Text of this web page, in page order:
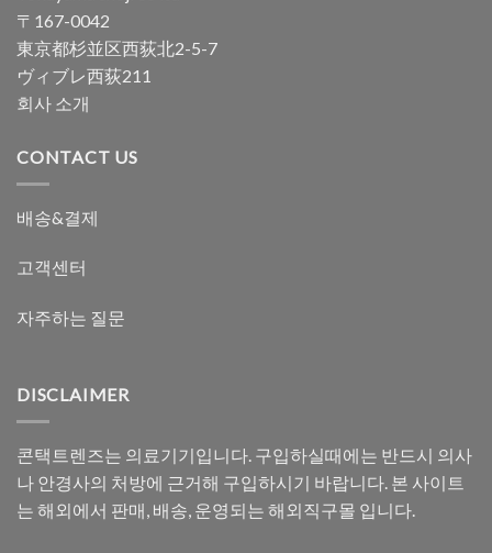
〒167-0042
東京都杉並区西荻北2-5-7
ヴィブレ西荻211
회사 소개
CONTACT US
배송&결제
고객센터
자주하는 질문
DISCLAIMER
콘택트렌즈는 의료기기입니다. 구입하실때에는 반드시 의사
나 안경사의 처방에 근거해 구입하시기 바랍니다. 본 사이트
는 해외에서 판매, 배송, 운영되는 해외직구몰 입니다.